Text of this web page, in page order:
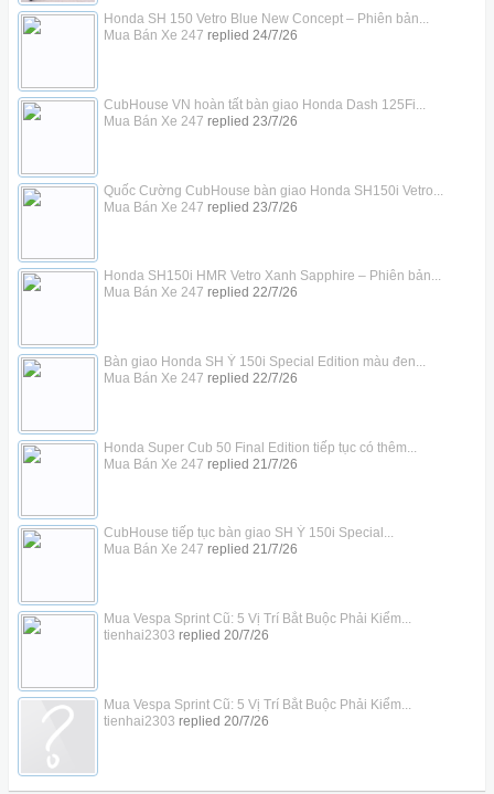
Honda SH 150 Vetro Blue New Concept – Phiên bản...
Mua Bán Xe 247 replied 24/7/26
CubHouse VN hoàn tất bàn giao Honda Dash 125Fi...
Mua Bán Xe 247 replied 23/7/26
Quốc Cường CubHouse bàn giao Honda SH150i Vetro...
Mua Bán Xe 247 replied 23/7/26
Honda SH150i HMR Vetro Xanh Sapphire – Phiên bản...
Mua Bán Xe 247 replied 22/7/26
Bàn giao Honda SH Ý 150i Special Edition màu đen...
Mua Bán Xe 247 replied 22/7/26
Honda Super Cub 50 Final Edition tiếp tục có thêm...
Mua Bán Xe 247 replied 21/7/26
CubHouse tiếp tục bàn giao SH Ý 150i Special...
Mua Bán Xe 247 replied 21/7/26
Mua Vespa Sprint Cũ: 5 Vị Trí Bắt Buộc Phải Kiểm...
tienhai2303 replied 20/7/26
Mua Vespa Sprint Cũ: 5 Vị Trí Bắt Buộc Phải Kiểm...
tienhai2303 replied 20/7/26